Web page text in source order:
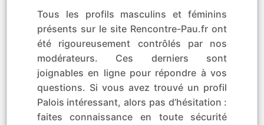
Tous les profils masculins et féminins
présents sur le site Rencontre-Pau.fr ont
été rigoureusement contrôlés par nos
modérateurs. Ces derniers sont
joignables en ligne pour répondre à vos
questions. Si vous avez trouvé un profil
Palois intéressant, alors pas d’hésitation :
faites connaissance en toute sécurité